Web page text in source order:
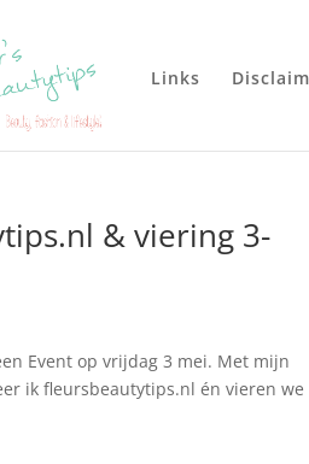
Links
& viering 3-
Event op vrijdag 3 mei. Met mijn
ik fleursbeautytips.nl én vieren we